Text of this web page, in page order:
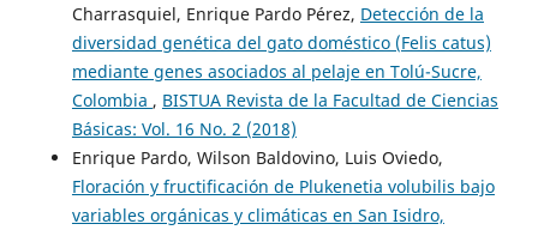
Charrasquiel, Enrique Pardo Pérez, Detección de la
diversidad genética del gato doméstico (Felis catus)
mediante genes asociados al pelaje en Tolú-Sucre,
Colombia , BISTUA Revista de la Facultad de Ciencias
Básicas: Vol. 16 No. 2 (2018)
Enrique Pardo, Wilson Baldovino, Luis Oviedo,
Floración y fructificación de Plukenetia volubilis bajo
variables orgánicas y climáticas en San Isidro,